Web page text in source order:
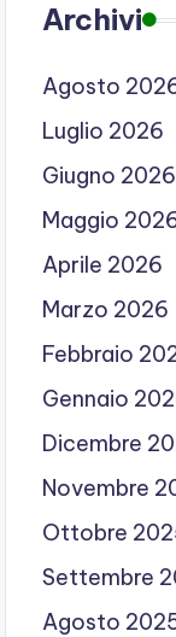
Archivi
Agosto
Luglio 2026
Giugno 2026
Maggio
Aprile 2026
Marzo 2026
Febbraio
Gennaio
Dicembre
Novembre
Ottobre
Settembre
Agosto